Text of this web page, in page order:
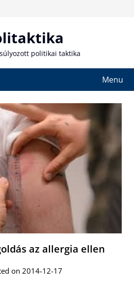
politikai taktika
Menu
az allergia ellen
on 2014-12-17